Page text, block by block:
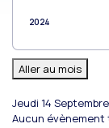
Aller au mois
Jeudi 14
Aucun évènement